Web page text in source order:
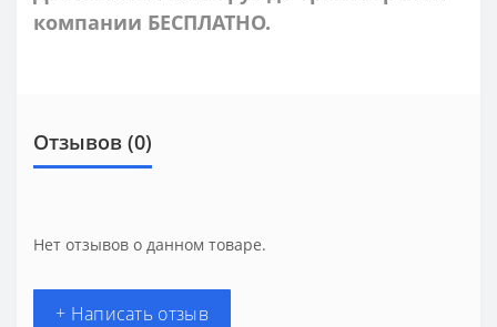
компании БЕСПЛАТНО.
Отзывов (0)
Нет отзывов о данном товаре.
+ Написать отзыв